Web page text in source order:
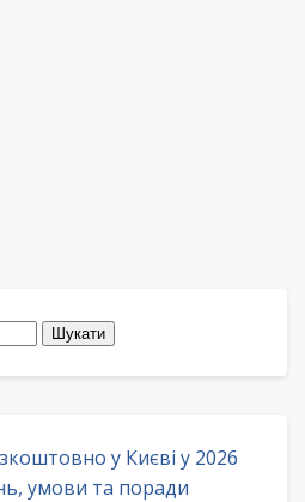
у Києві у 2026
умови та поради